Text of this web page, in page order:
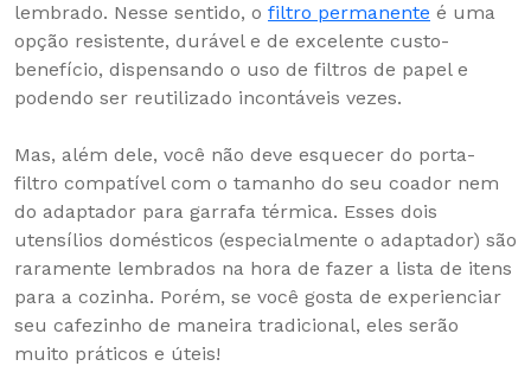
lembrado. Nesse sentido, o filtro permanente é uma
opção resistente, durável e de excelente custo-
benefício, dispensando o uso de filtros de papel e
podendo ser reutilizado incontáveis vezes.
Mas, além dele, você não deve esquecer do porta-
filtro compatível com o tamanho do seu coador nem
do adaptador para garrafa térmica. Esses dois
utensílios domésticos (especialmente o adaptador) são
raramente lembrados na hora de fazer a lista de itens
para a cozinha. Porém, se você gosta de experienciar
seu cafezinho de maneira tradicional, eles serão
muito práticos e úteis!